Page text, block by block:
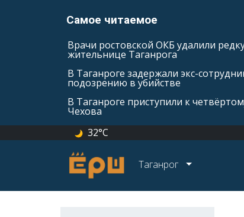
Самое читаемое
Врачи ростовской ОКБ удалили
жительнице Таганрога
В Таганроге задержали экс-
подозрению в убийстве
В Таганроге приступили к
Чехова
32°C
Таганрог